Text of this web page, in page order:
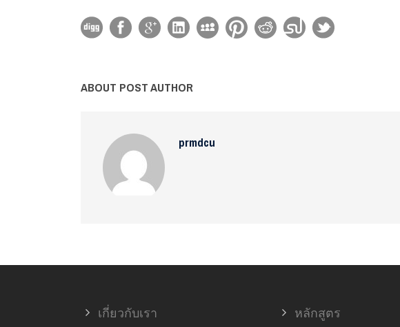
ABOUT POST AUTHOR
prmdcu
เกี่ยวกับเรา
หลักสูตร